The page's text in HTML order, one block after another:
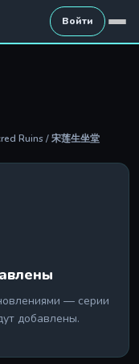
Войти
Ruins / 宋莲生坐堂
— серии
добавлены.